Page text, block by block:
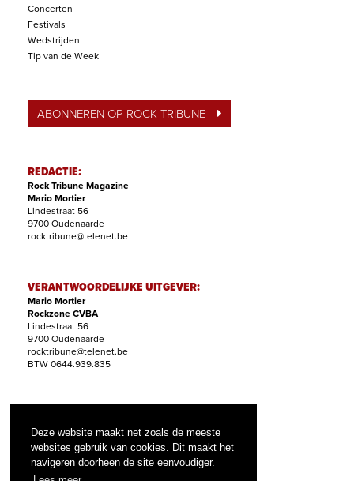
Deze website maakt net zoals de meeste
websites gebruik van cookies. Dit maakt het
navigeren doorheen de site eenvoudiger.
Concerten
Festivals
Wedstrijden
Tip van de Week
ABONNEREN OP ROCK TRIBUNE
REDACTIE:
Rock Tribune Magazine
Mario Mortier
Lindestraat 56
9700 Oudenaarde
rocktribune@telenet.be
VERANTWOORDELIJKE UITGEVER:
Mario Mortier
Rockzone CVBA
Lindestraat 56
9700 Oudenaarde
rocktribune@telenet.be
BTW 0644.939.835
Filip Nollet
abonnementen@rock-tribune.com